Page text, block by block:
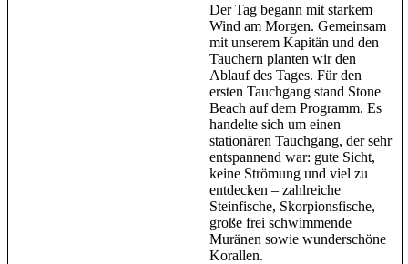
Der Tag begann mit starkem
Wind am Morgen. Gemeinsam
mit unserem Kapitän und den
Tauchern planten wir den
Ablauf des Tages. Für den
ersten Tauchgang stand Stone
Beach auf dem Programm. Es
handelte sich um einen
stationären Tauchgang, der sehr
entspannend war: gute Sicht,
keine Strömung und viel zu
entdecken – zahlreiche
Steinfische, Skorpionsfische,
große frei schwimmende
Muränen sowie wunderschöne
Korallen.